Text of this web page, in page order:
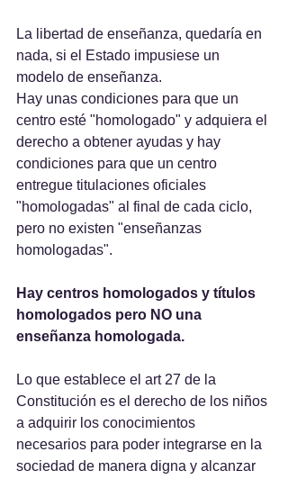
La libertad de enseñanza, quedaría en
nada, si el Estado impusiese un
modelo de enseñanza.
Hay unas condiciones para que un
centro esté "homologado" y adquiera el
derecho a obtener ayudas y hay
condiciones para que un centro
entregue titulaciones oficiales
"homologadas" al final de cada ciclo,
pero no existen "enseñanzas
homologadas".
Hay centros homologados y títulos
homologados pero NO una
enseñanza homologada.
Lo que establece el art 27 de la
Constitución es el derecho de los niños
a adquirir los conocimientos
necesarios para poder integrarse en la
sociedad de manera digna y alcanzar